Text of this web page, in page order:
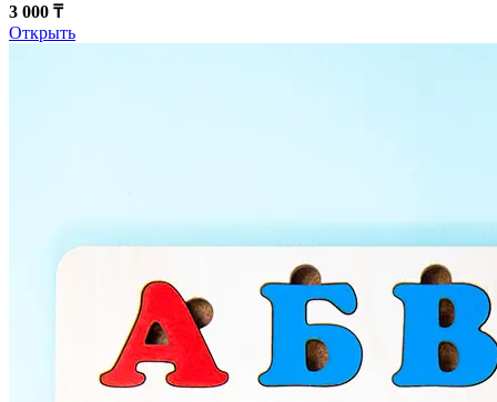
3 000 ₸
Открыть